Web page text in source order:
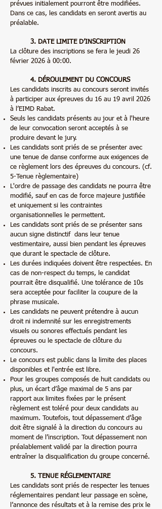
prévues initialement pourront être modifiées.
Dans ce cas, les candidats en seront avertis au
préalable.
3. DATE LIMITE D’INSCRIPTION
La clôture des inscriptions se fera le jeudi 26
février 2026 à 00:00.
4. DÉROULEMENT DU CONCOURS
Les candidats inscrits au concours seront invités
à participer aux épreuves du 16 au 19 avril 2026
à l’EIMD Rabat.
Seuls les candidats présents au jour et à l'heure
de leur convocation seront acceptés à se
produire devant le jury.
Les candidats sont priés de se présenter avec
une tenue de danse conforme aux exigences de
ce règlement lors des épreuves du concours. (cf.
5-Tenue règlementaire)
L'ordre de passage des candidats ne pourra être
modifié, sauf en cas de force majeure justifiée
et uniquement si les contraintes
organisationnelles le permettent.
Les candidats sont priés de se présenter sans
aucun signe distinctif dans leur tenue
vestimentaire, aussi bien pendant les épreuves
que durant le spectacle de clôture.
Les durées indiquées doivent être respectées. En
cas de non-respect du temps, le candidat
pourrait être disqualifié. Une tolérance de 10s
sera acceptée pour faciliter la coupure de la
phrase musicale.
Les candidats ne peuvent prétendre à aucun
droit ni indemnité sur les enregistrements
visuels ou sonores effectués pendant les
épreuves ou le spectacle de clôture du
concours.
Le concours est public dans la limite des places
disponibles et l'entrée est libre.
Pour les groupes composés de huit candidats ou
plus, un écart d’âge maximal de 5 ans par
rapport aux limites fixées par le présent
règlement est toléré pour deux candidats au
maximum. Toutefois, tout dépassement d’âge
doit être signalé à la direction du concours au
moment de l’inscription. Tout dépassement non
préalablement validé par la direction pourra
entraîner la disqualification du groupe concerné.
5. TENUE RÉGLEMENTAIRE
Les candidats sont priés de respecter les tenues
réglementaires pendant leur passage en scène,
l’annonce des résultats et à la remise des prix le